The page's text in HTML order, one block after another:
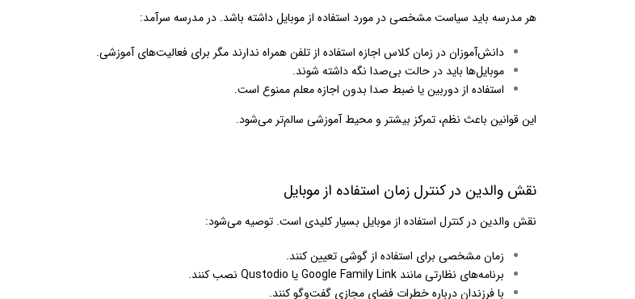
هر مدرسه باید سیاست مشخصی در مورد استفاده از موبایل داشته باشد. در مدرسه سرآمد:
دانش‌آموزان در زمان کلاس اجازه استفاده از تلفن همراه ندارند مگر برای فعالیت‌های آموزشی.
موبایل‌ها باید در حالت بی‌صدا نگه داشته شوند.
استفاده از دوربین یا ضبط صدا بدون اجازه معلم ممنوع است.
این قوانین باعث نظم، تمرکز بیشتر و محیط آموزشی سالم‌تر می‌شود.
نقش والدین در کنترل زمان استفاده از موبایل
نقش والدین در کنترل استفاده از موبایل بسیار کلیدی است. توصیه می‌شود:
زمان مشخصی برای استفاده از گوشی تعیین کنند.
برنامه‌های نظارتی مانند Google Family Link یا Qustodio نصب کنند.
با فرزندان درباره خطرات فضای مجازی گفت‌وگو کنند.